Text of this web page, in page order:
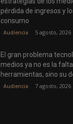
pérdida de ingresos y
consumo
Audiencia 5 agosto, 2026
El gran problema
medios ya no es la
herramientas, sino su
Audiencia 7 agosto, 2026